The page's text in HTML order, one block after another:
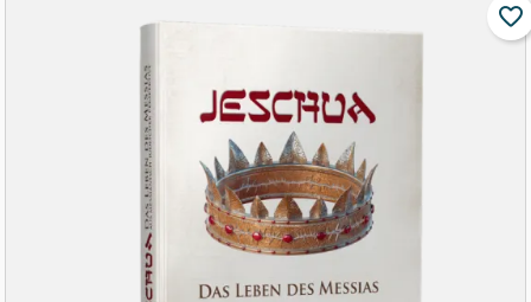
favorite_border